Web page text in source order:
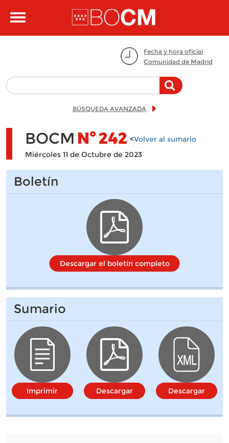
Toggle
Fecha y hora oficial
Comunidad de Madrid
BÚSQUEDA AVANZADA
BOCM Nº242 <Volver al sumario
Miércoles 11 de Octubre de 2023
Boletín
Descargar el boletín completo
Sumario
Imprimir Descargar Descargar